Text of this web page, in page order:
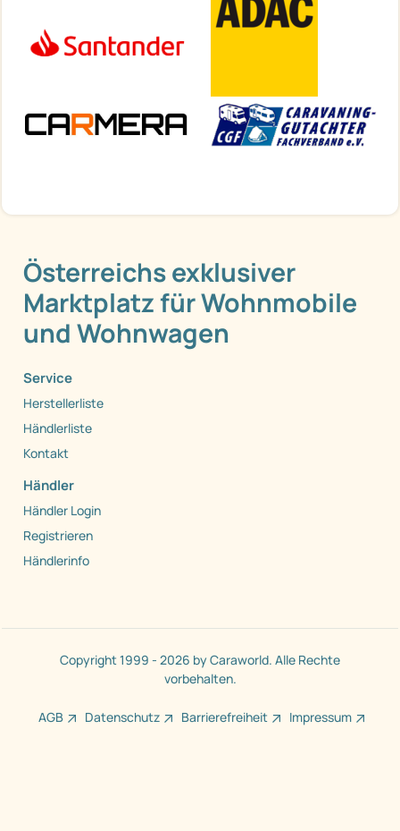
Österreichs exklusiver
Marktplatz für Wohnmobile
und Wohnwagen
Service
Herstellerliste
Händlerliste
Kontakt
Händler
Händler Login
Registrieren
Händlerinfo
Copyright 1999 - 2026 by Caraworld. Alle Rechte
vorbehalten.
AGB Datenschutz Barrierefreiheit Impressum